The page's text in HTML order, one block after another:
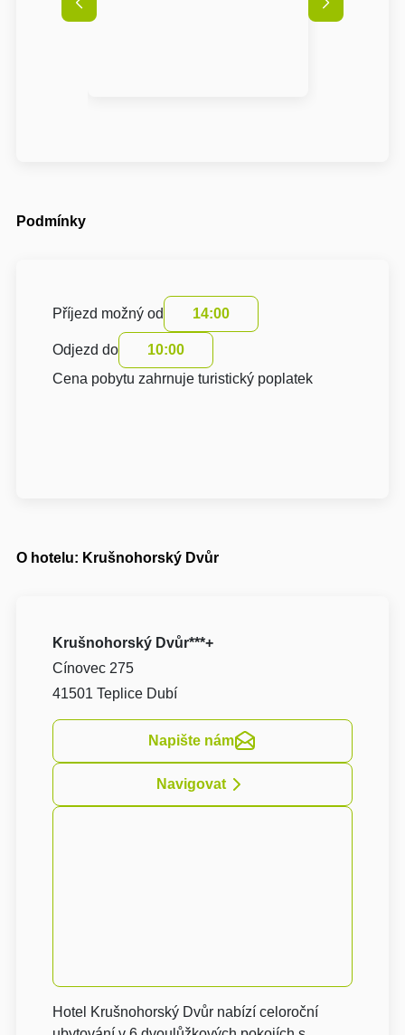
Podmínky
Příjezd možný od 14:00
Odjezd do
10:00
Cena pobytu zahrnuje turistický poplatek
O hotelu: Krušnohorský Dvůr
Krušnohorský Dvůr***+
Cínovec 275
41501 Teplice Dubí
Napište nám
Navigovat
Hotel Krušnohorský Dvůr nabízí celoroční